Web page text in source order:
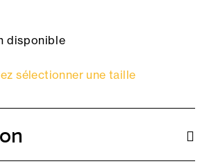
disponible
sélectionner une taille